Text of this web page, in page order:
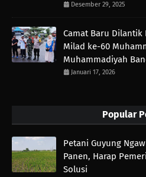
Desember 29, 2025
Camat Baru Dilantik
Milad ke-60
Muhammadiyah
Januari 17, 2026
Popular
Petani Guyung
Panen, Harap
Solusi